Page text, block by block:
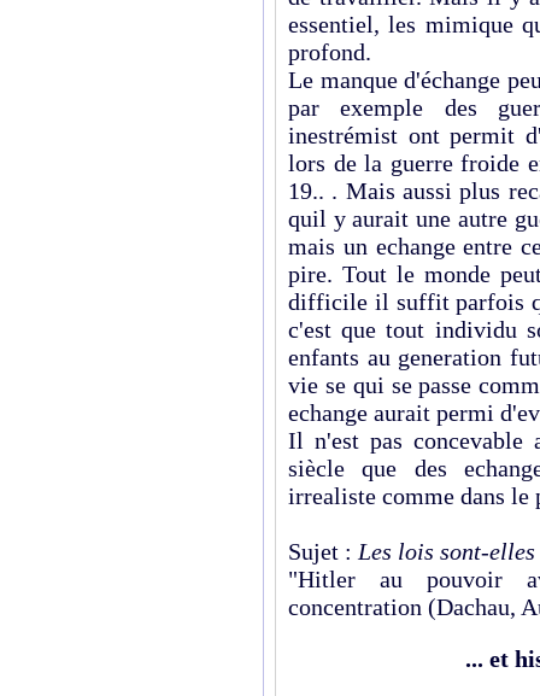
essentiel, les mimique
profond.
Le manque d'échange
par exemple des
inestrémist ont permit
lors de la guerre froide
19.. . Mais aussi plus
quil y aurait une autre
mais un echange entre
pire. Tout le monde
difficile il suffit parfois
c'est que tout individu
enfants au generation
vie se qui se passe
echange aurait permi
Il n'est pas concevable
siècle que des
irrealiste comme dans le
Sujet : Les lois sont-
"Hitler au pouvoir
concentration (Dachau,
... et